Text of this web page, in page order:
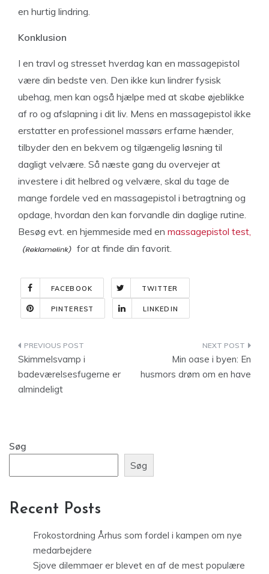
en hurtig lindring.
Konklusion
I en travl og stresset hverdag kan en massagepistol
være din bedste ven. Den ikke kun lindrer fysisk
ubehag, men kan også hjælpe med at skabe øjeblikke
af ro og afslapning i dit liv. Mens en massagepistol ikke
erstatter en professionel massørs erfarne hænder,
tilbyder den en bekvem og tilgængelig løsning til
dagligt velvære. Så næste gang du overvejer at
investere i dit helbred og velvære, skal du tage de
mange fordele ved en massagepistol i betragtning og
opdage, hvordan den kan forvandle din daglige rutine.
Besøg evt. en hjemmeside med en massagepistol test,
for at finde din favorit.
FACEBOOK TWITTER
PINTEREST LINKEDIN
Indlægsnavigation
Skimmelsvamp i
badeværelsesfugerne er
almindeligt
Min oase i byen: En
husmors drøm om en have
Søg
Søg
Recent Posts
Frokostordning Århus som fordel i kampen om nye
medarbejdere
Sjove dilemmaer er blevet en af de mest populære